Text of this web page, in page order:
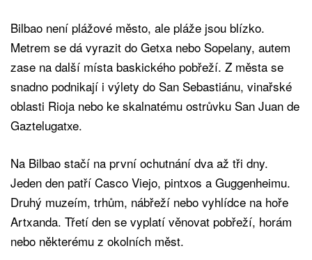
Bilbao není plážové město, ale pláže jsou blízko.
Metrem se dá vyrazit do Getxa nebo Sopelany, autem
zase na další místa baskického pobřeží. Z města se
snadno podnikají i výlety do San Sebastiánu, vinařské
oblasti Rioja nebo ke skalnatému ostrůvku San Juan de
Gaztelugatxe.
Na Bilbao stačí na první ochutnání dva až tři dny.
Jeden den patří Casco Viejo, pintxos a Guggenheimu.
Druhý muzeím, trhům, nábřeží nebo vyhlídce na hoře
Artxanda. Třetí den se vyplatí věnovat pobřeží, horám
nebo některému z okolních měst.